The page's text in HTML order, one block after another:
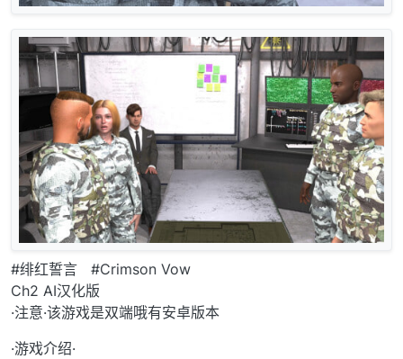
#绯红誓言 #Crimson Vow
Ch2 AI汉化版
·注意·该游戏是双端哦有安卓版本
·游戏介绍·